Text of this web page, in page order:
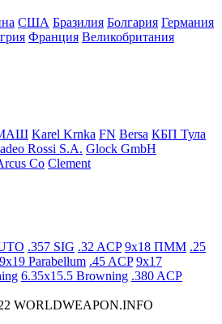
США Бразилия Болгария Германия
Франция Великобритания
Karel Krnka FN Bersa КБП Тула
Rossi S.A. Glock GmbH
Co Clement
.357 SIG .32 ACP 9x18 ПММ .25
9x19 Parabellum .45 ACP 9x17
6.35x15.5 Browning .380 ACP
WORLDWEAPON.INFO